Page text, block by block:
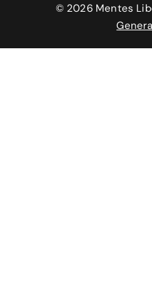
© 2026 Mentes